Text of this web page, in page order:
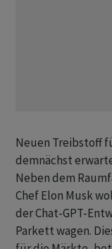
Neuen Treibstoff
demnächst
Neben dem
Chef Elon Musk
der Chat-GPT-
Parkett wagen.